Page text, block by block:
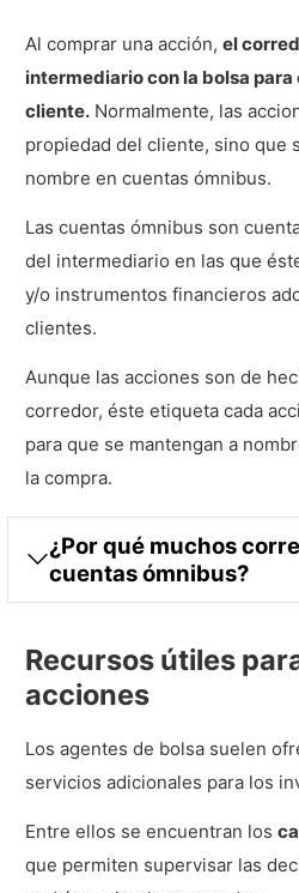
Al comprar una acción,el
intermediario con la bolsa
cliente. Normalmente, las
propiedad del cliente, sino que
nombre en cuentas ómnibus.
Las cuentas ómnibus son
del intermediario en las que
y/o instrumentos financieros
clientes.
Aunque las acciones son de
corredor, éste etiqueta cada
para que se mantengan a
la compra.
¿Por qué muchos
cuentas ómnibus?
Recursos útiles
acciones
Los agentes de bolsa suelen
servicios adicionales para los
Entre ellos se encuentran los
que permiten supervisar las